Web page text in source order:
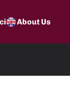
About Us